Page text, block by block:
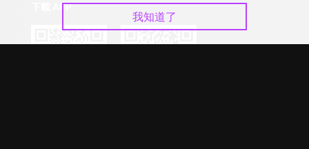
下載 APP
我知道了